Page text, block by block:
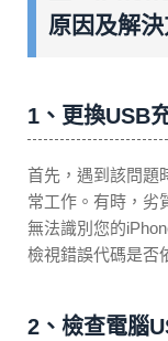
原因及解
1、更換USB
首先，遇到該問題
常工作。有時，劣
無法識別您的
檢視錯誤代碼是否
2、檢查電腦